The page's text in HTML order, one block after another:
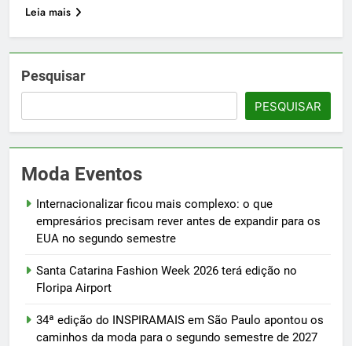
Leia mais
Pesquisar
PESQUISAR
Moda Eventos
Internacionalizar ficou mais complexo: o que
empresários precisam rever antes de expandir para os
EUA no segundo semestre
Santa Catarina Fashion Week 2026 terá edição no
Floripa Airport
34ª edição do INSPIRAMAIS em São Paulo apontou os
caminhos da moda para o segundo semestre de 2027